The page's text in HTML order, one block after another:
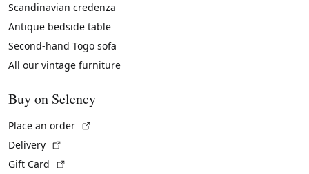
Scandinavian credenza
Antique bedside table
Second-hand Togo sofa
All our vintage furniture
Buy on Selency
Place an order
Delivery
Gift Card